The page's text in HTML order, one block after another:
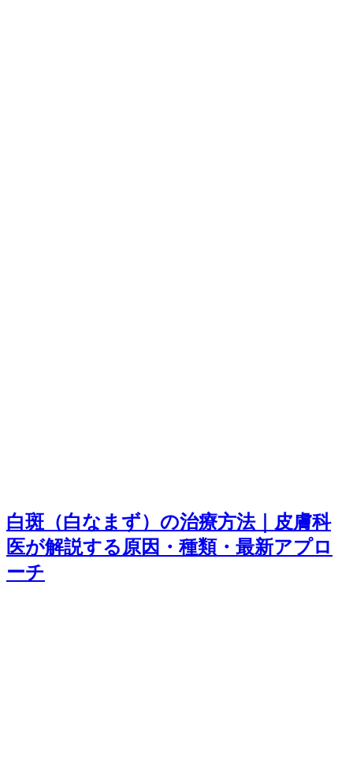
白斑（白なまず）の治療方法｜皮膚科
医が解説する原因・種類・最新アプロ
ーチ